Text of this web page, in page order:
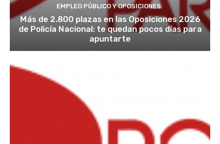
EMPLEO PÚBLICO Y OPOSICIONES
Más de 2.800 plazas en las Oposiciones 2026
de Policía Nacional: te quedan pocos días para
apuntarte